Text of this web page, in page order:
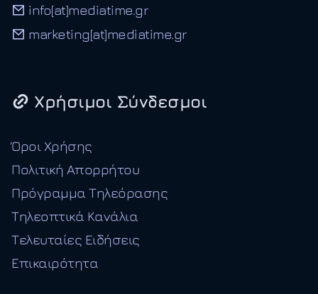
info[at]mediatime.gr
marketing[at]mediatime.gr
Χρήσιμοι Σύνδεσμοι
Όροι Χρήσης
Πολιτική Απορρήτου
Πρόγραμμα Τηλεόρασης
Τηλεοπτικά Κανάλια
Τελευταίες Ειδήσεις
Επικαιρότητα